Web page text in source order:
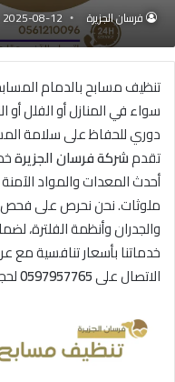
فرسان الجزيرة 2025-08-12
تنظيف مسابح بالدمام
سواء في المنازل أو الفلل أو
دوري للحفاظ على سلامة
تقدمشركة فرسان الجزيرة
أحدث المعدات والمواد
ملوثات. نحن نحرص على فحص
والجدران وأنظمة الفلترة،
خدماتنا بأسعار تنافسية مع
الاتصال على0597957765